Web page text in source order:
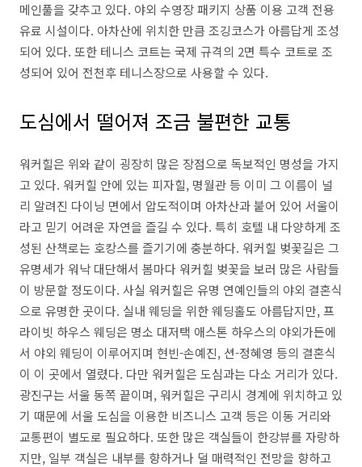
메인풀을 갖추고 있다. 야외 수영장 패키지 상품 이용 고객 전용
유료 시설이다. 아차산에 위치한 만큼 조깅코스가 아름답게 조성
되어 있다. 또한 테니스 코트는 국제 규격의 2면 특수 코트로 조
성되어 있어 전천후 테니스장으로 사용할 수 있다.
도심에서 떨어져 조금 불편한 교통
워커힐은 위와 같이 굉장히 많은 장점으로 독보적인 명성을 가지
고 있다. 워커힐 안에 있는 피자힐, 명월관 등 이미 그 이름이 널
리 알려진 다이닝 면에서 압도적이며 아차산과 붙어 있어 서울이
라고 믿기 어려운 자연을 즐길 수 있다. 특히 호텔 내 다양하게 조
성된 산책로는 호캉스를 즐기기에 충분하다. 워커힐 벚꽃길은 그
유명세가 워낙 대단해서 봄마다 워커힐 벚꽃을 보러 많은 사람들
이 방문할 정도이다. 사실 워커힐은 유명 연예인들의 야외 결혼식
으로 유명한 곳이다. 실내 웨딩을 위한 웨딩홀도 아름답지만, 프
라이빗 하우스 웨딩은 명소 대저택 애스톤 하우스의 야외가든에
서 야외 웨딩이 이루어지며 현빈-손예진, 션-정혜영 등의 결혼식
이 이 곳에서 열렸다. 다만 워커힐은 도심과는 다소 거리가 있다.
광진구는 서울 동쪽 끝이며, 워커힐은 구리시 경계에 위치하고 있
기 때문에 서울 도심을 이용한 비즈니스 고객 등은 이동 거리와
교통편이 별도로 필요하다. 또한 많은 객실들이 한강뷰를 자랑하
지만, 일부 객실은 내부를 향하거나 덜 매력적인 전망을 향하고